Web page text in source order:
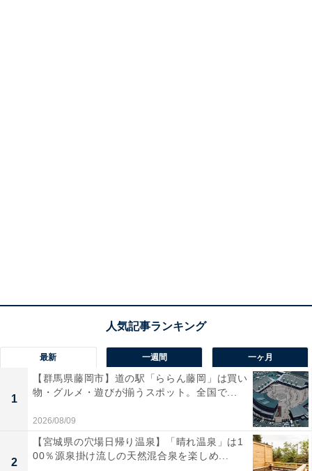
最新 一週間 一ヶ月
1
【群馬県藤岡市】道の駅「ららん藤岡」は買い
物・グルメ・遊びが揃うスポット。全国で...
2026/08/09
2
【宮城県の穴場日帰り温泉】「晴れ温泉」は1
00％源泉掛け流しの天然混合泉を楽しめ...